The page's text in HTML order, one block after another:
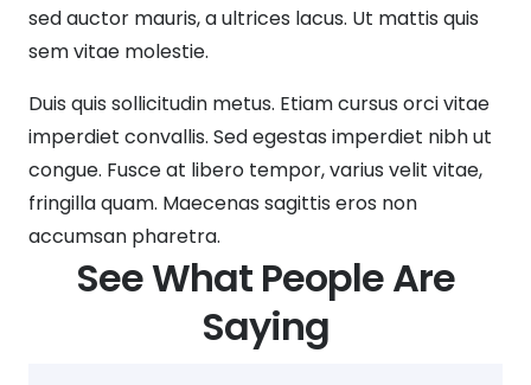
sed auctor mauris, a ultrices lacus. Ut mattis quis
sem vitae molestie.
Duis quis sollicitudin metus. Etiam cursus orci vitae
imperdiet convallis. Sed egestas imperdiet nibh ut
congue. Fusce at libero tempor, varius velit vitae,
fringilla quam. Maecenas sagittis eros non
accumsan pharetra.
See What People Are
Saying